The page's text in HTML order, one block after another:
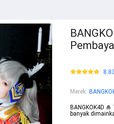
Merek:
BANGKOK4D
banyak